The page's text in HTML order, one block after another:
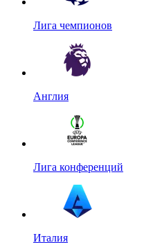
Лига чемпионов
Англия
Лига конференций
Италия